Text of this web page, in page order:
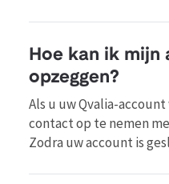
Hoe kan ik mijn
opzeggen?
Als u uw Qvalia-
contact op te nemen
Zodra uw account is